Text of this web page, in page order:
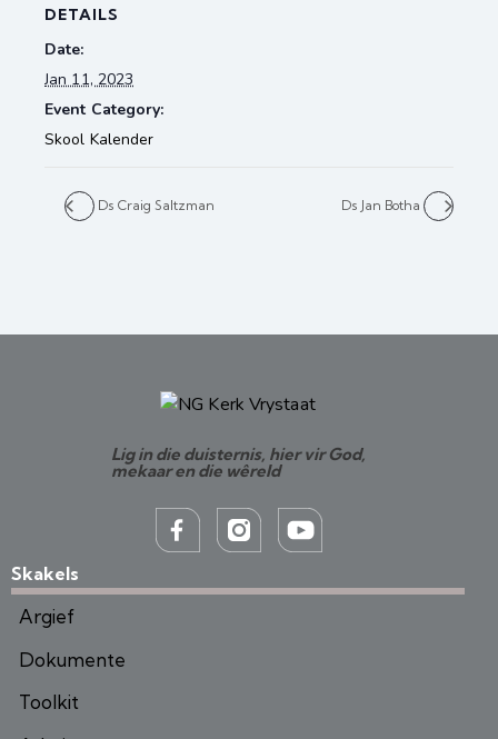
DETAILS
Date:
Jan 11, 2023
Event Category:
Skool Kalender
Ds Craig Saltzman Ds Jan Botha
Lig in die duisternis, hier vir God,
mekaar en die wêreld
Skakels
Argief
Dokumente
Toolkit